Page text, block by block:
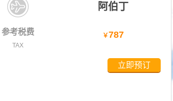
阿伯丁
参考税费
TAX
￥787
立即预订